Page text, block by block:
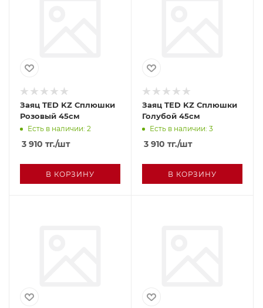
Заяц TED KZ Сплюшки
Розовый 45см
Есть в наличии: 2
3 910 тг./шт
В КОРЗИНУ
Заяц TED KZ Сплюшки
Голубой 45см
Есть в наличии: 3
3 910 тг./шт
В КОРЗИНУ